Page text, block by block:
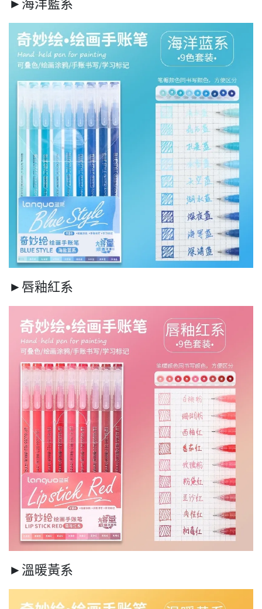
►海洋藍系
►唇釉紅系
►溫暖黃系